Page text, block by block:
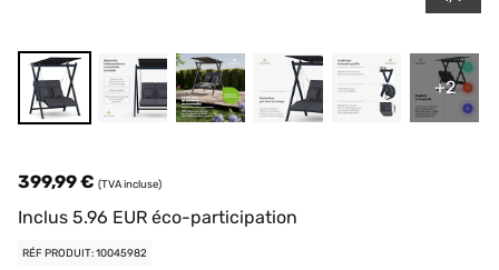
+2
399,99 € (TVA incluse)
Inclus 5.96 EUR éco-participation
RÉF PRODUIT: 10045982